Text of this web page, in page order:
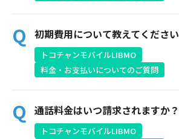
放送基準
安全・安心マーク
放送番組審議会議事録
初期費用について教えてください
トコチャンモバイルLIBMO
料金・お支払いについてのご質問
通話料金はいつ請求されますか？
トコチャンモバイルLIBMO